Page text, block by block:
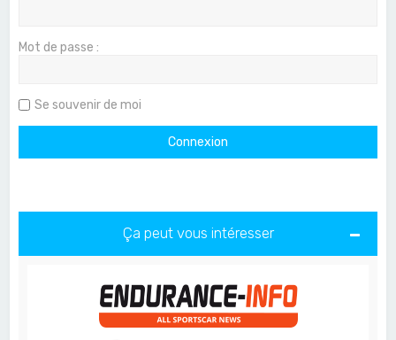
Mot de passe :
Se souvenir de moi
Ça peut vous intéresser